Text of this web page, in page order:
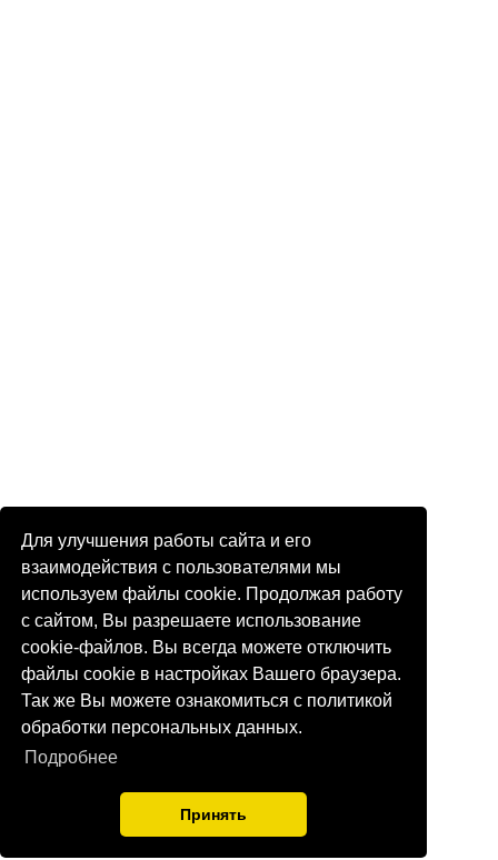
Для улучшения работы сайта и его
взаимодействия с пользователями мы
используем файлы cookie. Продолжая работу
с сайтом, Вы разрешаете использование
cookie-файлов. Вы всегда можете отключить
файлы cookie в настройках Вашего браузера.
Так же Вы можете ознакомиться с политикой
обработки персональных данных.
Подробнее
Принять